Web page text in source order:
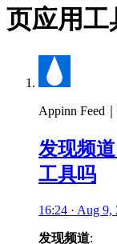
页应用工
Appinn Feed
发现频
工具吗
16:24 · Aug 9,
发现频道: